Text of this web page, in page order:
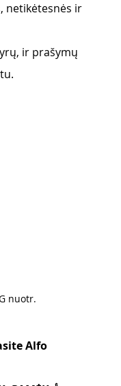
netikėtesnės ir
ir prašymų
nuotr.
Alfo